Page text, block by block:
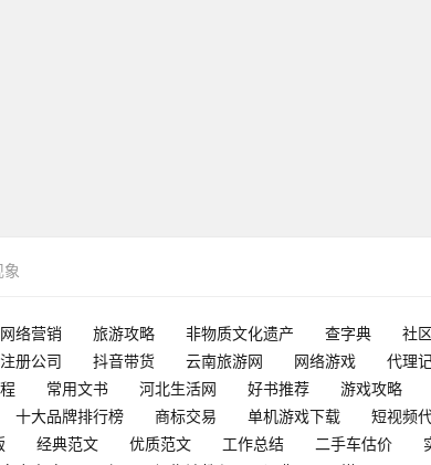
网络营销 旅游攻略 非物质文化遗产 查字典 社
注册公司 抖音带货 云南旅游网 网络游戏 代理
常用文书 河北生活网 好书推荐 游戏攻略
十大品牌排行榜 商标交易 单机游戏下载 短视频
经典范文 优质范文 工作总结 二手车估价